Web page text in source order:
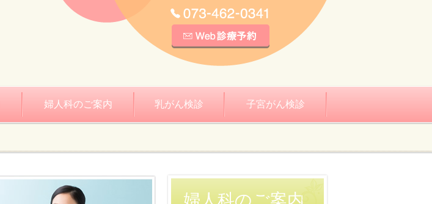
婦人科のご案内 乳がん検診 子宮がん検診
婦人科のご案内